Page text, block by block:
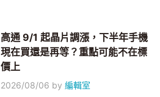
高通 9/1 起晶片調漲，下半年手機
現在買還是再等？重點可能不在標
價上
2026/08/06 by編輯室